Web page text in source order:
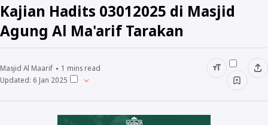
Tentang
Visi dan Misi
Struktur
Laporan Bulanan
Berita
Kajian Hadits 03012025 di Masjid
Agung Al Ma'arif Tarakan
Masjid Al Maarif 1 mins read
Updated: 6 Jan 2025